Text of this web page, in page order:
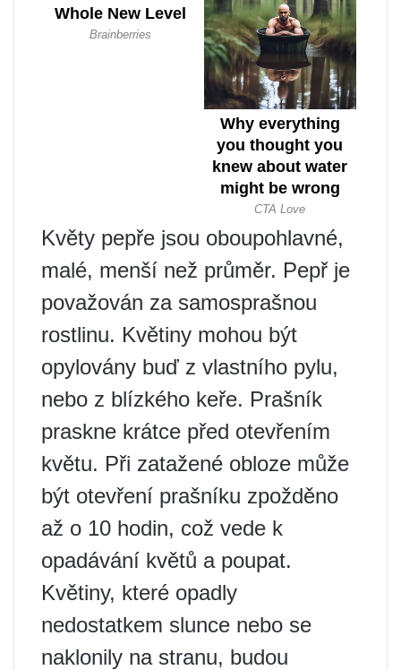
Květy pepře jsou oboupohlavné,
malé, menší než průměr. Pepř je
považován za samosprašnou
rostlinu. Květiny mohou být
opylovány buď z vlastního pylu,
nebo z blízkého keře. Prašník
praskne krátce před otevřením
květu. Při zatažené obloze může
být otevření prašníku zpožděno
až o 10 hodin, což vede k
opadávání květů a poupat.
Květiny, které opadly
nedostatkem slunce nebo se
naklonily na stranu, budou